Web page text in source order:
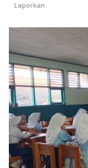
Laporkan